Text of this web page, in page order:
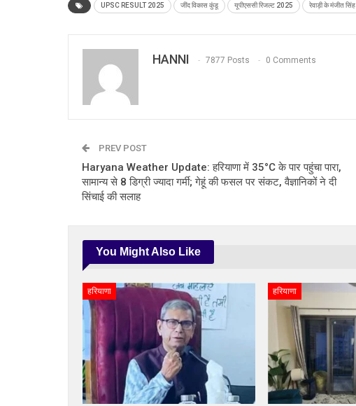
UPSC RESULT 2025 जींद विकास कुंडू यूपीएससी रिजल्ट 2025 रेवाड़ी के मंजीत सिंह
HANNI 7877 Posts 0 Comments
PREV POST
Haryana Weather Update: हरियाणा में 35°C के पार पहुंचा पारा,
सामान्य से 8 डिग्री ज्यादा गर्मी; गेहूं की फसल पर संकट, वैज्ञानिकों ने दी
सिंचाई की सलाह
You Might Also Like
हरियाणा हरियाणा